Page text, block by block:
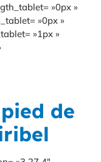
»0px »
»0px »
»1px »
de